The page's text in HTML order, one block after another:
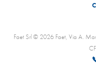
Faet Srl © 2026 Faet, Via A.